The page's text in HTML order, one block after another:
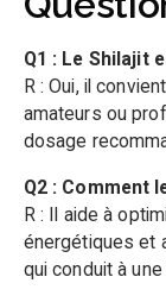
Q1 : Le Shilajit
R : Oui, il
amateurs ou
dosage
Q2 : Comment
R : Il aide à
énergétiques et
qui conduit à